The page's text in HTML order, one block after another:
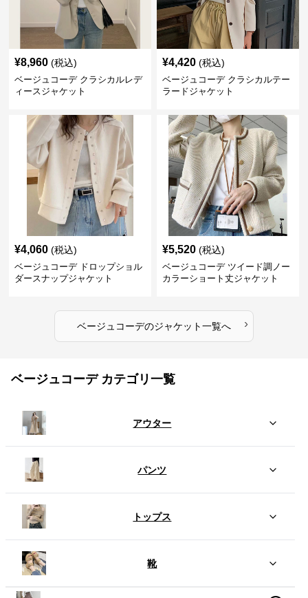
¥8,960 (税込)
ベージュコーデ クラシカルレデ
ィースジャケット
¥4,420 (税込)
ベージュコーデ クラシカルテー
ラードジャケット
¥4,060 (税込)
ベージュコーデ ドロップショル
ダースナップジャケット
¥5,520 (税込)
ベージュコーデ ツイード調ノー
カラーショート丈ジャケット
ベージュコーデのジャケット一覧へ ›
ベージュコーデ カテゴリ一覧
アウター
パンツ
トップス
靴